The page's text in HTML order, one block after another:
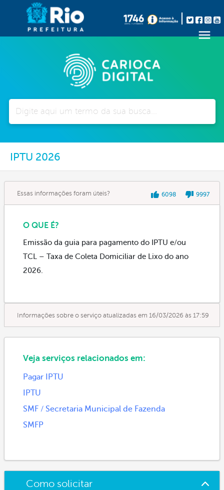
IPTU 2026
Essas informações foram úteis? 6098 9997
O QUE É?
Emissão da guia para pagamento do IPTU e/ou
TCL – Taxa de Coleta Domiciliar de Lixo do ano
2026.
Informações sobre o serviço atualizadas em 16/03/2026 às 17:59
Veja serviços relacionados em:
Pagar IPTU
IPTU
SMF / Secretaria Municipal de Fazenda
SMFP
Como solicitar